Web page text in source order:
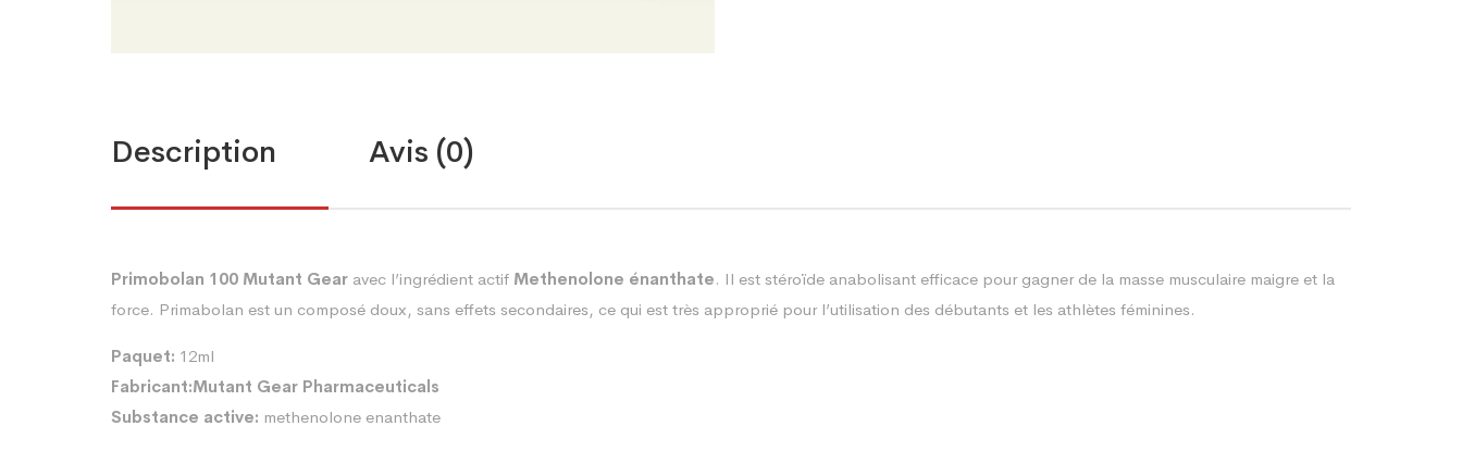
Description Avis (0)
Primobolan 100 Mutant Gear avec l’ingrédient actif Methenolone énanthate. Il est stéroïde anabolisant efficace pour gagner de la masse musculaire maigre et la
force. Primabolan est un composé doux, sans effets secondaires, ce qui est très approprié pour l’utilisation des débutants et les athlètes féminines.
Paquet: 12ml
Fabricant:Mutant Gear Pharmaceuticals
Substance active: methenolone enanthate